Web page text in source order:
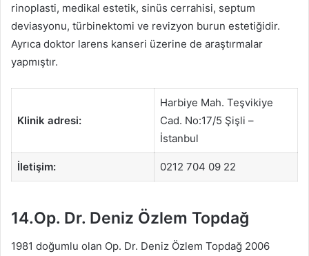
rinoplasti, medikal estetik, sinüs cerrahisi, septum
deviasyonu, türbinektomi ve revizyon burun estetiğidir.
Ayrıca doktor larens kanseri üzerine de araştırmalar
yapmıştır.
Klinik adresi:
Harbiye Mah. Teşvikiye
Cad. No:17/5 Şişli –
İstanbul
İletişim: 0212 704 09 22
14.Op. Dr. Deniz Özlem Topdağ
1981 doğumlu olan Op. Dr. Deniz Özlem Topdağ 2006